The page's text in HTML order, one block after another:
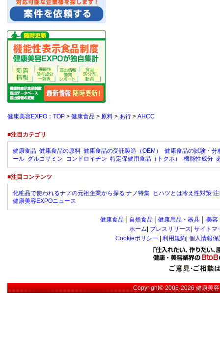
健康美容EXPO：TOP > 健康食品 > 原料 > あ行 > AHCC
■注目カテゴリ
健康食品 健康食品の原料 健康食品の受託製造（OEM）
健康食品の試験・分
ール グルコサミン コンドロイチン 特定保健用食品（トクホ） 機能性成分
■注目コンテンツ
化粧品で使われるナノの元祖企業から探る ナノ特集 ヒハツとは冷え性対策
健康美容EXPOニュース
健康食品 自然食品 健康用品・器具 美容
ホーム プレスリリース サイトマ
Cookieポリシー
利用規約 個人情報
Copyright© 2005-2026健康美